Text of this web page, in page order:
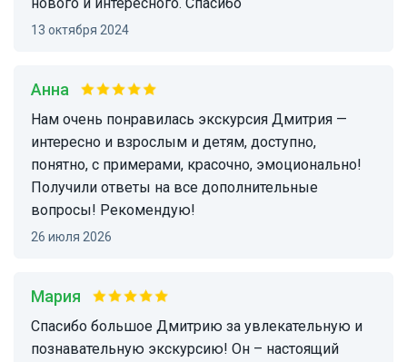
13 октября 2024
Анна
нам очень понравилась экскурсия Дмитрия —
интересно и взрослым и детям, доступно,
понятно, с примерами, красочно, эмоционально!
Получили ответы на все дополнительные
вопросы! Рекомендую!
26 июля 2026
Мария
Спасибо большое Дмитрию за увлекательную и
познавательную экскурсию! Он – настоящий